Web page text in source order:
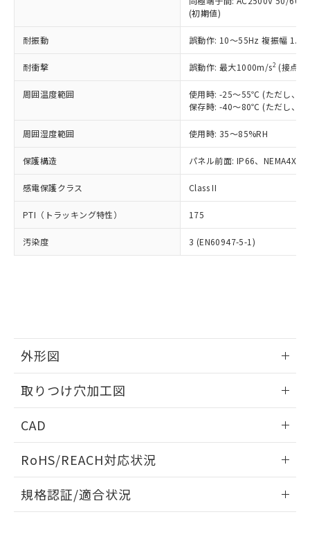
(初期値)
耐振動 誤動作: 10～55Hz 複振幅
耐衝撃 誤動作: 最大1000m/s2 (接点
周囲温度範囲
使用時: -25～55℃ (ただし、氷
保存時: -40～80℃ (ただし、氷
周囲湿度範囲 使用時: 35～85%RH
保護構造 パネル前面: IP66、NEMA4X,
感電保護クラス Class II
PTI（トラッキング特性） 175
汚染度 3 (EN60947-5-1)
外形図
取りつけ穴加工図
CAD
ドすることができます。
ログイン/会員登録
RoHS/REACH対応状況
EU RoHS 注意事項・凡例
規格認証/適合状況
正式な納期状況および標準価格はお客
様のお取引先、またはお客様担当のオ
ムロン制御機器販売店・当社販売員に
オムロン制御機器販売店や当社販売拠
販売ネットワーク
」をご確認
事前の承諾なく第三者に漏洩または開
示しないようお願いします。
マイパーツ機能（部品リスト作成サー
ビス）をご利用いただくには、I-Web
メンバーズにご登録されている必要が
あります。
お客様が当ウェブサイト上で当社にご
登録された部品リストについて、当社
および当社の共同利用者が、当社の製
(PBDE) 1000ppm以下、フタル酸ビス(2-エチルヘキシ
ル) (DEHP)(別名：DOP) 1000ppm以下、フタル酸ブチ
（DBP） 1000ppm以下、フタル酸ジイソブチル
但し、RoHS指令で産業用監視および制御機器に対する
フタル酸エステル類の４物質については閾値を超える意
図的な使用がないことを確認しています。
※2 対応予定月
部品在庫の切り替え状況などにより、予定
月が前後することがあります。
※3 非含有証明書ダウンロード
※本証明書は発行日時点で非含有を証明す
るもので、過去に遡って非含有を証明する
また、RoHS指令のフタル酸エステル類４
物質の対応では、対応完了までの期間は出
荷製品に未対応品が混在することから備考
既に当社にて対応品への在庫切替を完了
していることから、特段のことがない限
り、2022年1月12日より割愛しておりま
ニル類) : 1000ppm、 PBDEs(ポリ臭化ジフェニルエーテ
イソブチル) : 1000ppm、 BBP(フタル酸ブチルベンジ
DEHP(フタル酸ビス(2-エチルヘキシル)) : 1000ppm
「ｅ」：有害物質（10物質）のすべてが基
準値以下であることを示します。
「10」：通常の使用状況下において有害物
質が外部に漏えいし、環境に深刻な影響を
及ぼさない年数を意味します。
い合わせください。
当社は規制貨物を破棄する場合は、完
全に破砕するなど、違法に輸出されな
いよう必要な手段を講じます。
当社は貴社製品を、核兵器、ミサイ
ル、化学兵器、生物兵器またはその他
武器並びにこれらの製造装置等に一切
当社は、貴社製品を第三者に販売する
場合は、上記1、2および3の内容を当
該第三者に通知します。また当社は、
販売先および販売に係わる関係者が違
り引きをいたしません。
一定数以上の在庫あり
一定数には満たないが在庫あり
在庫なし(最新の在庫状況につ
いては、お客様のお取引先、ま
たはお客様担当のオムロン制御
機器販売店・当社販売員にご確
白
受注生産機種、また在庫状況の
情報を公開していない機種